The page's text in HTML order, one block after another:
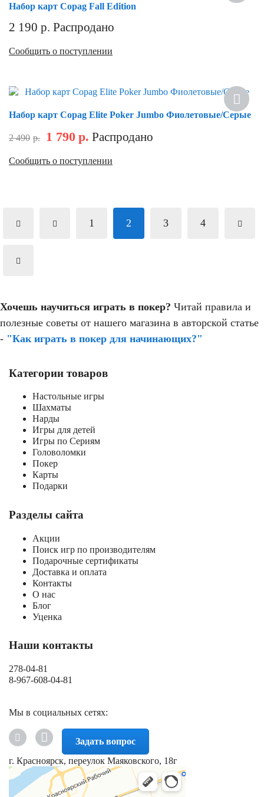
Набор карт Copag Fall Edition
2 190 р. Распродано
Сообщить о поступлении
Скидка
Набор карт Copag Elite Poker Jumbo Фиолетовые/Серые
2 490 р. 1 790 р. Распродано
Сообщить о поступлении
1 2 3 4
Хочешь научиться играть в покер? Читай правила и
полезные советы от нашего магазина в авторской статье
- "Как играть в покер для начинающих?"
Категории товаров
Настольные игры
Шахматы
Нарды
Игры для детей
Игры по Сериям
Головоломки
Покер
Карты
Подарки
Разделы сайта
Акции
Поиск игр по производителям
Подарочные сертификаты
Доставка и оплата
Контакты
О нас
Блог
Уценка
Наши контакты
278-04-81
8-967-608-04-81
Мы в социальных сетях:
Задать вопрос
г. Красноярск, переулок Маяковского, 18г